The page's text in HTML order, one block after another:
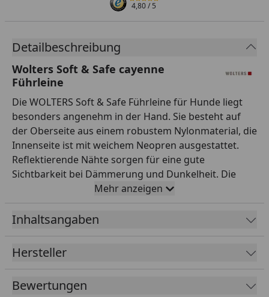
4,80/ 5
Detailbeschreibung
Wolters Soft & Safe cayenne
Führleine
Die WOLTERS Soft & Safe Führleine für Hunde liegt
besonders angenehm in der Hand. Sie besteht auf
der Oberseite aus einem robustem Nylonmaterial, die
Innenseite ist mit weichem Neopren ausgestattet.
Reflektierende Nähte sorgen für eine gute
Sichtbarkeit bei Dämmerung und Dunkelheit. Die
Hundeleine ist zwei Meter lang, sodass der Hund
genug Bewegungsfreiheit hat, Herrchen oder
Frauchen jedoch die volle Kontrolle ausüben können.
dreifach verstellbar, damit sie situationsbedingt
gekürzt werden kann.
Mehr anzeigen
Inhaltsangaben
Hersteller
Bewertungen